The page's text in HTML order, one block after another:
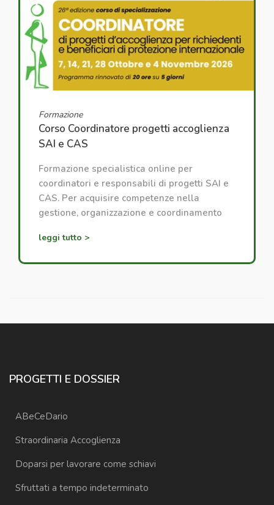
Formazione
Corso Coordinatore progetti accoglienza
SAI e CAS
Formazione specialistica online per
coordinatori e responsabili di progetti SAI e
CAS. Per acquisire competenze nella
gestione, organizzazione e coordinamento
leggi tutto >
PROGETTI E DOSSIER
ABeCeDario
Straordinaria Accoglienza
Doparsi per lavorare come schiavi
Sfruttati a tempo indeterminato